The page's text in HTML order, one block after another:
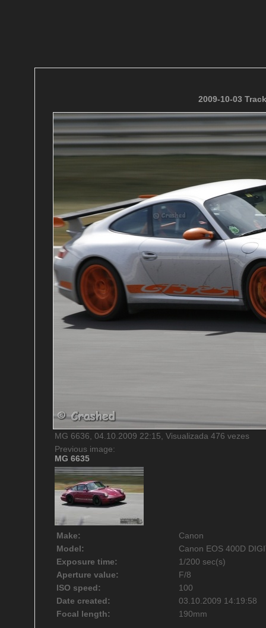
2009-10-03
MG 6636, 04.10.2009 22:15, Visualizada 476 vezes
Previous image:
MG 6635
Make:
Canon
Model:
Canon EOS 400D
Exposure time:
1/200 sec(s)
Aperture value:
F/8
ISO speed:
100
Date created:
03.10.2009 14:19:58
Focal length:
190mm